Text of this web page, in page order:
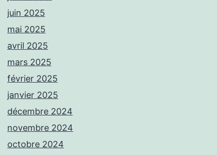
juin 2025
mai 2025
avril 2025
mars 2025
février 2025
janvier 2025
décembre 2024
novembre 2024
octobre 2024